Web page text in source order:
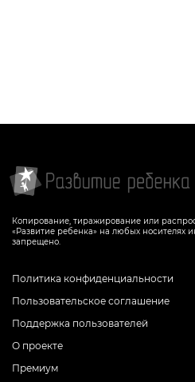
Копирование, тиражирование или
«Развитие ребенка» на любых
запрещено.
Политика конфиденциальности
Пользовательское соглашение
Поддержка пользователей
О проекте
Премиум